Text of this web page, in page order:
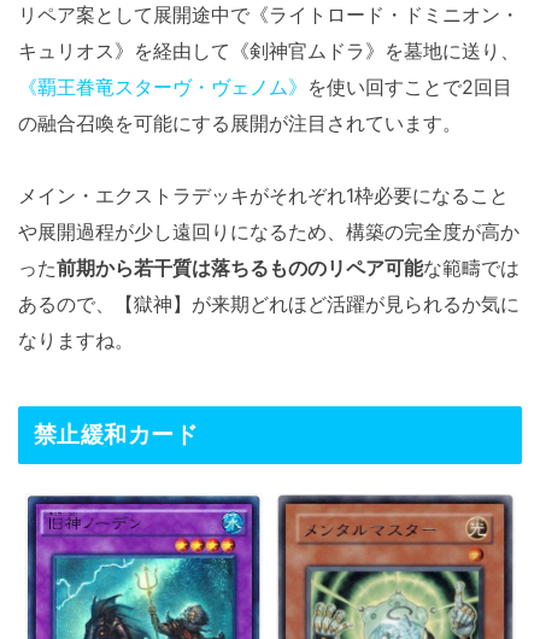
リペア案として展開途中で《ライトロード・ドミニオン・
キュリオス》を経由して《剣神官ムドラ》を墓地に送り、
《覇王眷竜スターヴ・ヴェノム》 を使い回すことで2回目
の融合召喚を可能にする展開が注目されています。
メイン・エクストラデッキがそれぞれ1枠必要になること
や展開過程が少し遠回りになるため、構築の完全度が高か
った前期から若干質は落ちるもののリペア可能な範疇では
あるので、【獄神】が来期どれほど活躍が見られるか気に
なりますね。
禁止緩和カード